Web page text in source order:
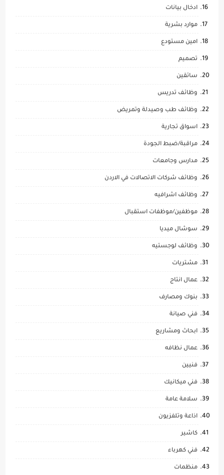
ادخال بيانات
موارد بشرية
امين مستودع
تصميم
سائقين
وظائف تدريس
وظائف طب وصيدلة وتمريض
اسواق تجارية
مراقبة/ضبط الجودة
مدارس وجامعات
وظائف شركات الاتصالات في الاردن
وظائف اشرافيه
موظفين/موظفات استقبال
سوشال ميديا
وظائف لوجستيه
مشتريات
عمال انتاج
بنوك ومصارف
فني صيانة
ابحاث ومشاريع
عمال نظافه
فنيين
فني ميكانيك
سلامة عامة
اذاعة وتلفزيون
كاشير
فني كهرباء
منظمات